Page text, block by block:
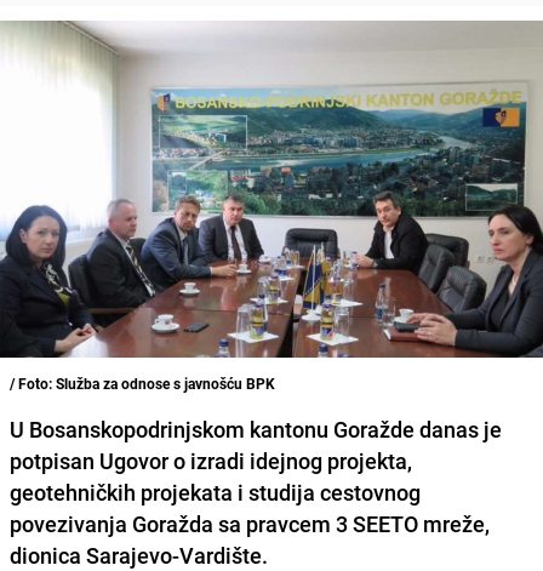
/ Foto: Služba za odnose s javnošću BPK
U Bosanskopodrinjskom kantonu Goražde danas je
potpisan Ugovor o izradi idejnog projekta,
geotehničkih projekata i studija cestovnog
povezivanja Goražda sa pravcem 3 SEETO mreže,
dionica Sarajevo-Vardište.